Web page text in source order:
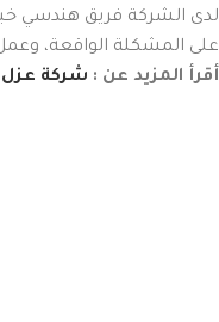
لدى الشركة فريق هندسي
على المشكلة الواقعة،
أقرأ المزيد عن : شركة عزل